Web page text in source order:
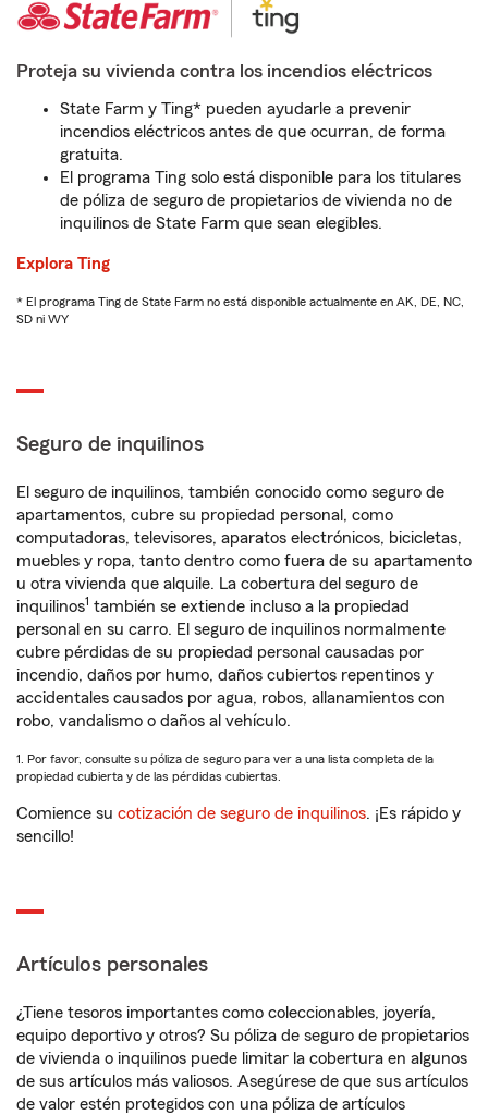
Proteja su vivienda contra los incendios eléctricos
State Farm y Ting* pueden ayudarle a prevenir
incendios eléctricos antes de que ocurran, de forma
gratuita.
El programa Ting solo está disponible para los titulares
de póliza de seguro de propietarios de vivienda no de
inquilinos de State Farm que sean elegibles.
Explora Ting
* El programa Ting de State Farm no está disponible actualmente en AK, DE, NC,
SD ni WY
Seguro de inquilinos
El seguro de inquilinos, también conocido como seguro de
apartamentos, cubre su propiedad personal, como
computadoras, televisores, aparatos electrónicos, bicicletas,
muebles y ropa, tanto dentro como fuera de su apartamento
u otra vivienda que alquile. La cobertura del seguro de
inquilinos1 también se extiende incluso a la propiedad
personal en su carro. El seguro de inquilinos normalmente
cubre pérdidas de su propiedad personal causadas por
incendio, daños por humo, daños cubiertos repentinos y
accidentales causados por agua, robos, allanamientos con
robo, vandalismo o daños al vehículo.
1. Por favor, consulte su póliza de seguro para ver a una lista completa de la
propiedad cubierta y de las pérdidas cubiertas.
Comience su cotización de seguro de inquilinos. ¡Es rápido y
sencillo!
Artículos personales
¿Tiene tesoros importantes como coleccionables, joyería,
equipo deportivo y otros? Su póliza de seguro de propietarios
de vivienda o inquilinos puede limitar la cobertura en algunos
de sus artículos más valiosos. Asegúrese de que sus artículos
de valor estén protegidos con una póliza de artículos